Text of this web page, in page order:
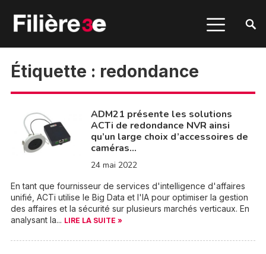
Étiquette : redondance
ADM21 présente les solutions
ACTi de redondance NVR ainsi
qu’un large choix d’accessoires de
caméras…
24 mai 2022
En tant que fournisseur de services d'intelligence d'affaires
unifié, ACTi utilise le Big Data et l'IA pour optimiser la gestion
des affaires et la sécurité sur plusieurs marchés verticaux. En
analysant la... LIRE LA SUITE »